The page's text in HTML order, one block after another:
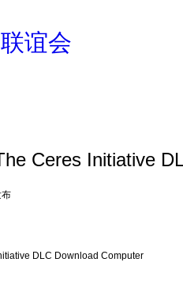
谊会
Ceres Initiative
DLC Download Computer